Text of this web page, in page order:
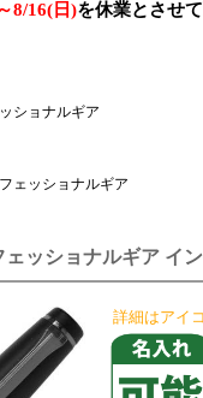
8/16(日)を休業とさせて
ショナルギア
ェッショナルギア
ッショナルギア イ
詳細はアイ